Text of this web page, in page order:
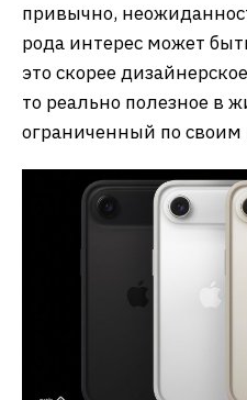
привычно,
рода интерес может
это скорее
то реально полезное в
ограниченный по своим